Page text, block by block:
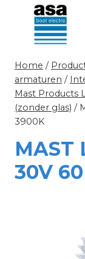
Doorgaan
inhoud
Home /
armaturen /
Mast Products
(zonder glas) /
3900K
MAST
30V